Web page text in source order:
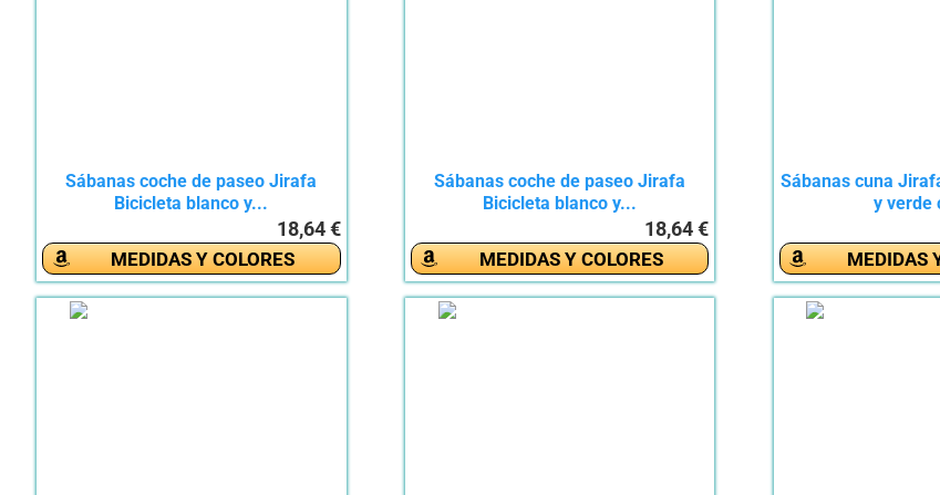
Sábanas coche de paseo Jirafa
Bicicleta blanco y...
18,64 €
MEDIDAS Y COLORES
Sábanas coche de paseo Jirafa
Bicicleta blanco y...
18,64 €
MEDIDAS Y COLORES
Sábanas cuna
y verde
MEDIDAS